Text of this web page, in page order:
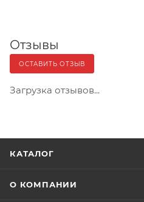
Отзывы
ОСТАВИТЬ ОТЗЫВ
Загрузка отзывов...
КАТАЛОГ
О КОМПАНИИ